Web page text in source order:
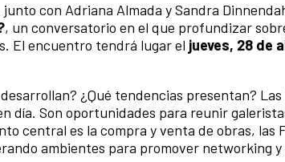
con Adriana Almada y Sandra
, un conversatorio en el que profundizar
El encuentro tendrá lugar el jueves, 28 de
¿Qué tendencias presentan?
día. Son oportunidades para reunir
central es la compra y venta de obras, las
ambientes para promover networking